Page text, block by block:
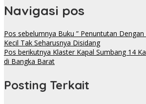
Navigasi pos
Pos sebelumnya Buku ” Penuntutan
Kecil Tak Seharusnya Disidang
Pos berikutnya Klaster Kapal Sumbang 14
di Bangka Barat
Posting Terkait